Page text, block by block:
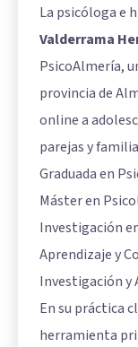
La psicóloga e
Valderrama
PsicoAlmería,
provincia de
online a
parejas y
Graduada en
Máster en
Investigación
Aprendizaje y
Investigación y
En su práctica
herramienta